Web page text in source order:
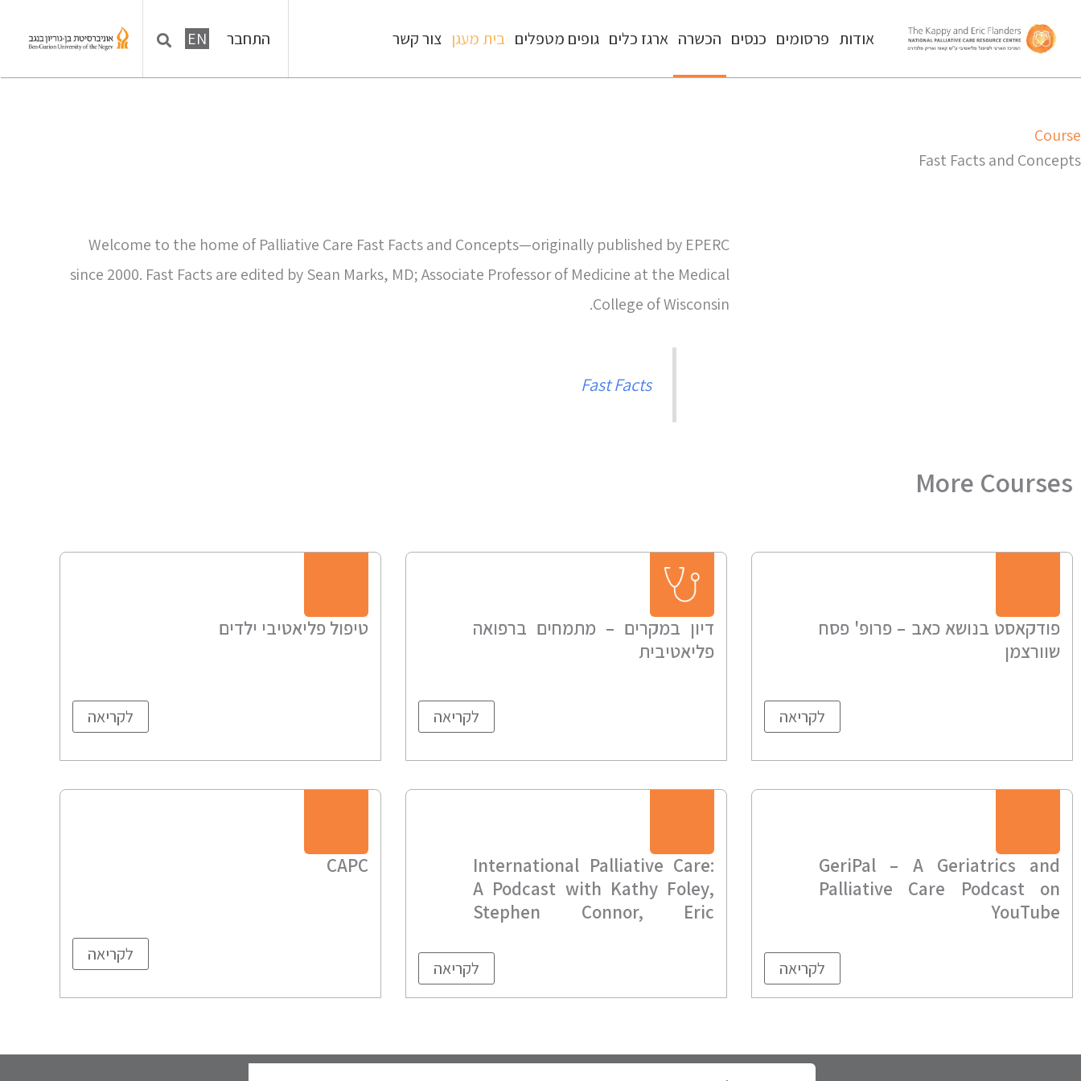
אודות פרסומים כנסים הכשרה ארגז כלים גופים מטפלים בית מעגן צור קשר התחבר EN
Course
Fast Facts and Concepts
Welcome to the home of Palliative Care Fast Facts and Concepts—originally published by EPERC
since 2000. Fast Facts are edited by Sean Marks, MD; Associate Professor of Medicine at the Medical
College of Wisconsin.
Fast Facts
More Courses
פודקאסט בנושא כאב – פרופ' פסח
שוורצמן
לקריאה
דיון במקרים – מתמחים ברפואה
פליאטיבית
לקריאה
טיפול פליאטיבי ילדים
לקריאה
GeriPal – A Geriatrics and
Palliative Care Podcast on
YouTube
לקריאה
International Palliative Care:
A Podcast with Kathy Foley,
Stephen Connor, Eric
לקריאה
CAPC
לקריאה